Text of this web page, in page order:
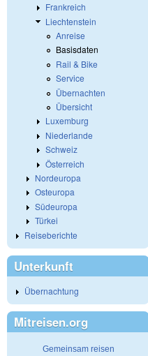
Frankreich
Liechtenstein
Anreise
Basisdaten
Rail & Bike
Service
Übernachten
Übersicht
Luxemburg
Niederlande
Schweiz
Österreich
Nordeuropa
Osteuropa
Südeuropa
Türkei
Reiseberichte
Unterkunft
Übernachtung
Mitreisen.org
Gemeinsam reisen